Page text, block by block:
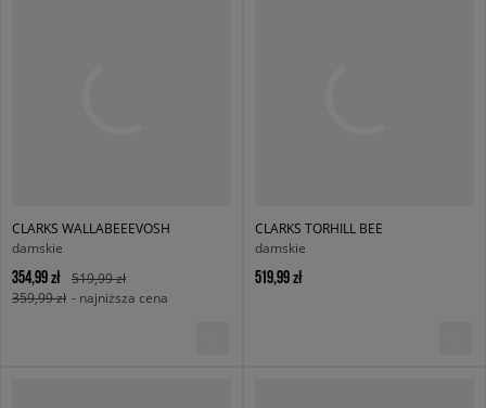
CLARKS WALLABEEEVOSH
damskie
354,99 zł
519,99 zł
359,99 zł - najniższa cena
CLARKS TORHILL BEE
damskie
519,99 zł